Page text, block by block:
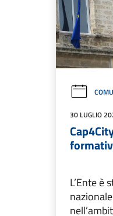
30 LUGLIO
L’Ente è